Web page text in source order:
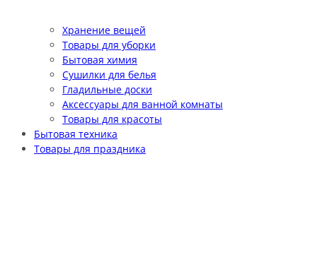
Хранение вещей
Товары для уборки
Бытовая химия
Сушилки для белья
Гладильные доски
Аксессуары для ванной комнаты
Товары для красоты
Бытовая техника
Товары для праздника